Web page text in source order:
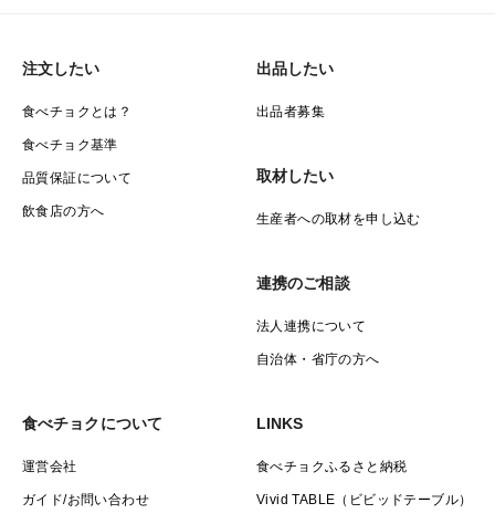
注文したい
食べチョクとは？
食べチョク基準
品質保証について
飲食店の方へ
出品したい
出品者募集
取材したい
生産者への取材を申し込む
連携のご相談
法人連携について
自治体・省庁の方へ
食べチョクについて
運営会社
ガイド/お問い合わせ
LINKS
食べチョクふるさと納税
Vivid TABLE（ビビッドテーブル）